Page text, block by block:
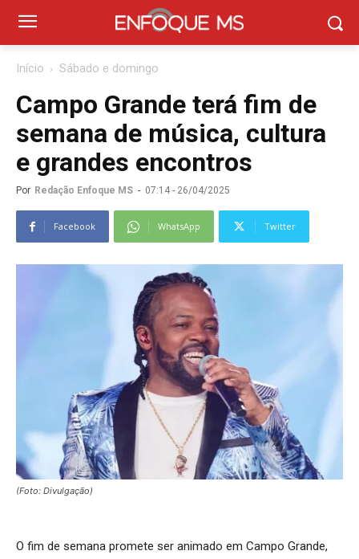
Início Sábado e domingo
Campo Grande terá fim de
semana de música, cultura
e grandes encontros
Por Redação Enfoque MS - 07:14 - 26/04/2025
Facebook WhatsApp Twitter
(Foto: Divulgação)
O fim de semana promete ser animado em Campo Grande,